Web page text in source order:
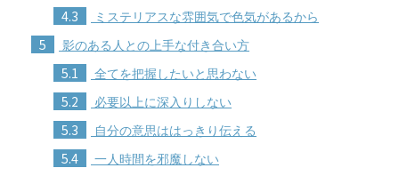
4.3 ミステリアスな雰囲気で色気があるから
5 影のある人との上手な付き合い方
5.1 全てを把握したいと思わない
5.2 必要以上に深入りしない
5.3 自分の意思ははっきり伝える
5.4 一人時間を邪魔しない